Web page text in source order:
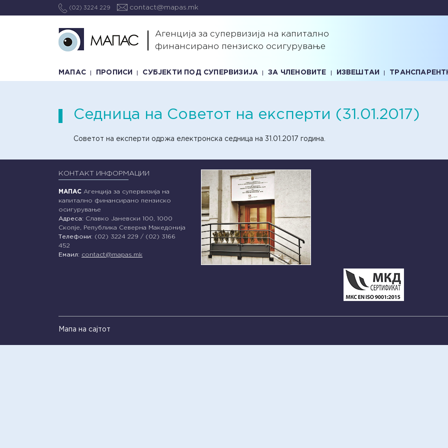
(02) 3224 229 contact@mapas.mk
Агенција за супервизија на капитално
финансирано пензиско осигурување
МАПАС ПРОПИСИ СУБЈЕКТИ ПОД СУПЕРВИЗИЈА ЗА ЧЛЕНОВИТЕ ИЗВЕШТАИ
Седница на Советот на експерти (31.01.2017)
Советот на експерти одржа електронска седница на 31.01.2017 година.
КОНТАКТ ИНФОРМАЦИИ
МАПАС Агенција за супервизија на
капитално финансирано пензиско
осигурување
Адреса: Славко Јаневски 100, 1000
Скопје, Република Северна Македонија
Телефони: (02) 3224 229 / (02) 3166
452
Емаил: contact@mapas.mk
Мапа на сајтот